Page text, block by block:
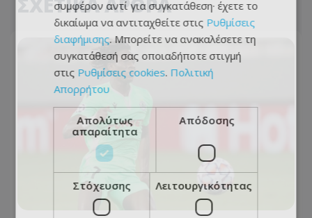
συμφέρον αντί για συγκατάθεση· έχετε το
δικαίωμα να αντιταχθείτε στις Ρυθμίσεις
διαφήμισης. Μπορείτε να ανακαλέσετε τη
συγκατάθεσή σας οποιαδήποτε στιγμή
στις Ρυθμίσεις cookies. Πολιτική
Απορρήτου
Απολύτως
απαραίτητα
Απόδοσης
Στόχευσης Λειτουργικότητας